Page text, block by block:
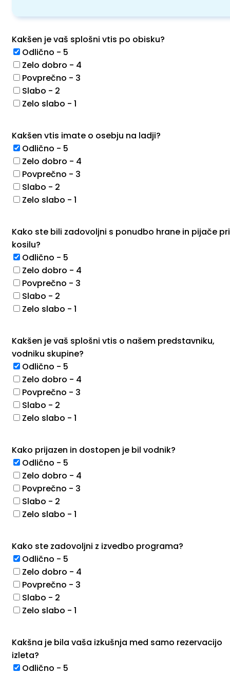
Kakšen je vaš splošni vtis po obisku?
Odlično - 5
Zelo dobro - 4
Povprečno - 3
Slabo - 2
Zelo slabo - 1
Kakšen vtis imate o osebju na ladji?
Odlično - 5
Zelo dobro - 4
Povprečno - 3
Slabo - 2
Zelo slabo - 1
Kako ste bili zadovoljni s ponudbo hrane in pijače pri
kosilu?
Odlično - 5
Zelo dobro - 4
Povprečno - 3
Slabo - 2
Zelo slabo - 1
Kakšen je vaš splošni vtis o našem predstavniku,
vodniku skupine?
Odlično - 5
Zelo dobro - 4
Povprečno - 3
Slabo - 2
Zelo slabo - 1
Kako prijazen in dostopen je bil vodnik?
Odlično - 5
Zelo dobro - 4
Povprečno - 3
Slabo - 2
Zelo slabo - 1
Kako ste zadovoljni z izvedbo programa?
Odlično - 5
Zelo dobro - 4
Povprečno - 3
Slabo - 2
Zelo slabo - 1
Kakšna je bila vaša izkušnja med samo rezervacijo
izleta?
Odlično - 5